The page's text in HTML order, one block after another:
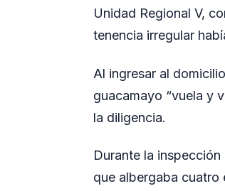
Unidad Regional V,
tenencia irregular
Al ingresar al
guacamayo “vuela y
la diligencia.
Durante la
que albergaba cuatro